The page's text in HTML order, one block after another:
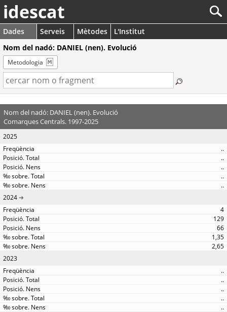
idescat
Dades Serveis Mètodes
L'Institut
Nom del nadó: DANIEL (nen). Evolució
Metodologia
Nom del nadó: DANIEL (nen). Evolució
Comarques Centrals. 1997-2025
2025
..
..
..
..
..
2024
4
129
66
1,35
2,65
2023
..
..
..
..
..